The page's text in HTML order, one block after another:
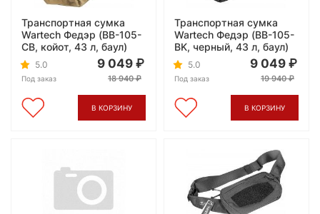
Транспортная сумка
Wartech Федэр (BB-105-
CB, койот, 43 л, баул)
5.0
Под заказ
9 049
18 940
В КОРЗИНУ
Транспортная сумка
Wartech Федэр (BB-105-
BK, черный, 43 л, баул)
5.0
Под заказ
9 049
19 940
В КОРЗИНУ